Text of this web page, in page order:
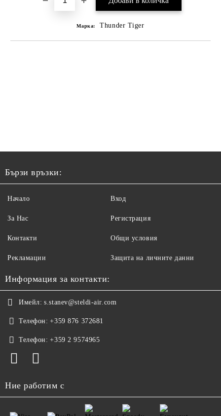
Марка: Thunder Tiger
Бързи връзки:
Начало
За Нас
Контакти
Рекламации
Вход
Регистрация
Общи условия
Защита на личните данни
Информация за контакти:
Имейл: s.stanev@steldi-air.com
Телефон: +359 876 372681
Телефон: +359 2 9574965
Ние работим с